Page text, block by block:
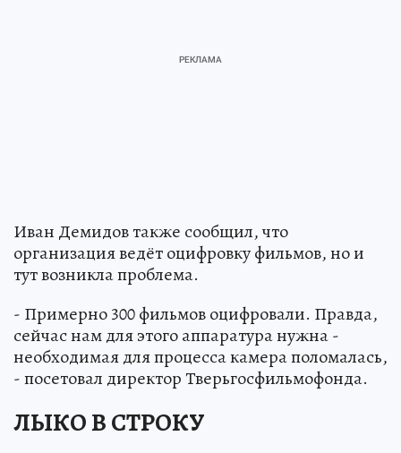
Иван Демидов также сообщил, что
организация ведёт оцифровку фильмов, но и
тут возникла проблема.
- Примерно 300 фильмов оцифровали. Правда,
сейчас нам для этого аппаратура нужна -
необходимая для процесса камера поломалась,
- посетовал директор Тверьгосфильмофонда.
ЛЫКО В СТРОКУ